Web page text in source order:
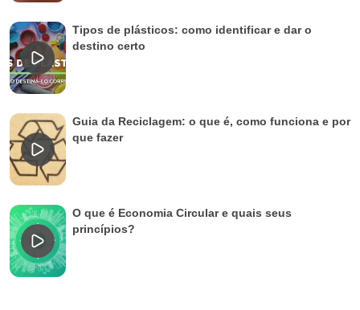
Tipos de plásticos: como identificar e dar o
destino certo
Guia da Reciclagem: o que é, como funciona e por
que fazer
O que é Economia Circular e quais seus
princípios?